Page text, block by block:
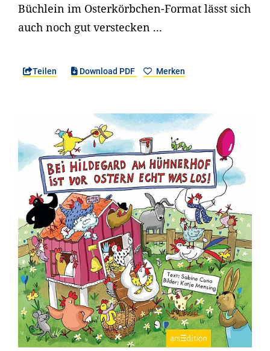
Büchlein im Osterkörbchen-Format lässt sich
auch noch gut verstecken ...
Teilen Download PDF Merken